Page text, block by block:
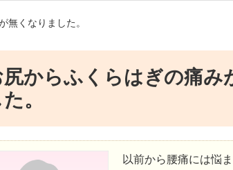
無くなりました。
尻からふくらはぎの痛み
。
以前から腰痛には悩